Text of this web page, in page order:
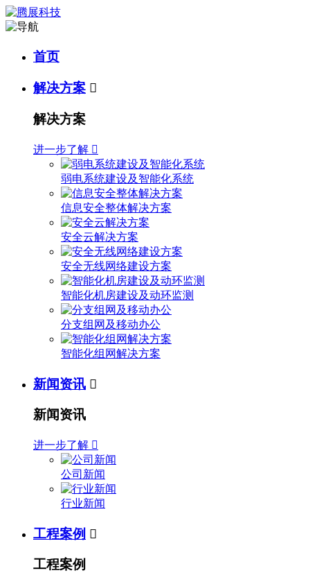
首页
解决方案 
解决方案
进一步了解 
弱电系统建设及智能化系统
信息安全整体解决方案
安全云解决方案
安全无线网络建设方案
智能化机房建设及动环监测
分支组网及移动办公
智能化组网解决方案
新闻资讯 
新闻资讯
进一步了解 
公司新闻
行业新闻
工程案例 
工程案例